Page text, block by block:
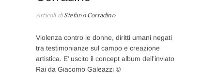
Articoli diStefano Corradino
Violenza contro le donne, diritti umani negati
tra testimonianze sul campo e creazione
artistica. E’ uscito il concept album dell’inviato
Rai da Giacomo Galeazzi ©